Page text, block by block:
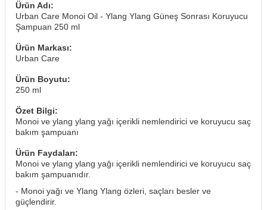
Ürün Adı:
Urban Care Monoi Oil - Ylang Ylang Güneş Sonrası Koruyucu
Şampuan 250 ml
Ürün Markası:
Urban Care
Ürün Boyutu:
250 ml
Özet Bilgi:
Monoi ve ylang ylang yağı içerikli nemlendirici ve koruyucu saç
bakım şampuanı
Ürün Faydaları:
Monoi ve ylang ylang yağı içerikli nemlendirici ve koruyucu saç
bakım şampuanıdır.
- Monoi yağı ve Ylang Ylang özleri, saçları besler ve
güçlendirir.